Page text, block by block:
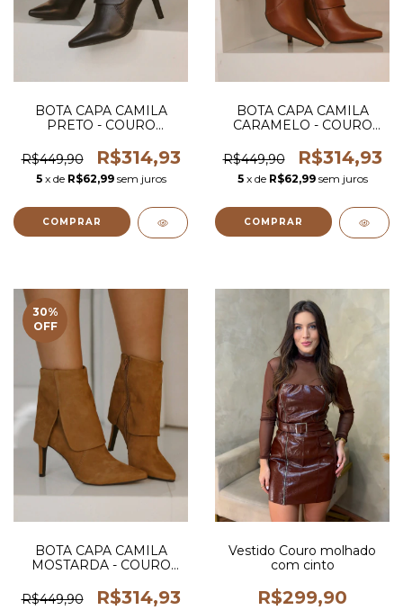
BOTA CAPA CAMILA
PRETO - COURO
R$449,90
R$314,93
5 x de R$62,99 sem juros
COMPRAR
BOTA CAPA CAMILA
CARAMELO - COURO
R$449,90
R$314,93
5 x de R$62,99 sem juros
COMPRAR
30%
OFF
BOTA CAPA CAMILA
MOSTARDA - COURO
R$449,90
R$314,93
Vestido Couro molhado
com cinto
R$299,90